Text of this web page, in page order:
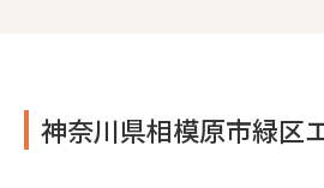
神奈川県相模原市緑区